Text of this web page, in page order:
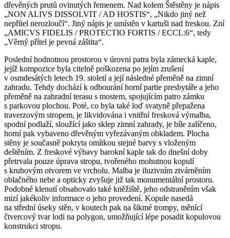
dřevěných prutů ovinutých řemenem. Nad kolem Štěstěny je nápis
„NON ALIVS DISSOLVIT / AD HOSTIS“, „Nikdo jiný než
nepřítel nerozloučí“. Jiný nápis je umístěn v kartuši nad freskou. Zní
„AMICVS FIDELIS / PROTECTIO FORTIS / ECCL:6“, tedy
„Věrný přítel je pevná záštita“.
Poslední hodnotnou prostorou v úrovni patra byla zámecká kaple,
jejíž kompozice byla citelně poškozena po jejím zrušení
v osmdesátých letech 19. století a její následné přeměně na zimní
zahradu. Tehdy dochází k odbourání horní partie presbytáře a jeho
přeměně na zahradní terasu s mostem, spojujícím patro zámku
s parkovou plochou. Poté, co byla také loď svatyně přepažena
traverzovým stropem, je likvidována i vnitřní fresková výmalba,
spodní podlaží, sloužící jako sklep zimní zahrady, je bíle zalíčeno,
horní pak vybaveno dřevěným vyřezávaným obkladem. Plocha
stěny je současně pokryta omítkou stejné barvy s vloženým
deštěním. Z freskové výbavy barokní kaple tak do dnešní doby
přetrvala pouze úprava stropu, tvořeného mohutnou kopulí
s kruhovým otvorem ve vrcholu. Malba je iluzivním ztvárněním
oblačného nebe a opticky zvyšuje již tak monumentální prostoru.
Podobné klenutí obsahovalo také kněžiště, jeho odstraněním však
mizí jakékoliv informace o jeho provedení. Kopule nasedá
na střední úseky stěn, v koutech pak na šikmé trompy, měnící
čtvercový tvar lodi na polygon, umožňující lépe posadit kopulovou
konstrukci stropu.